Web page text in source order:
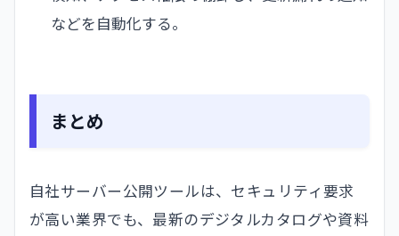
などを自動化する。
まとめ
自社サーバー公開ツールは、セキュリティ要求
が高い業界でも、最新のデジタルカタログや資料